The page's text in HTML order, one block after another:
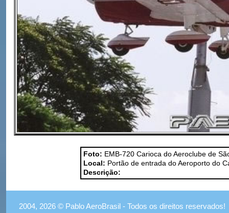
Foto: EMB-720 Carioca do Aeroclube de
Local: Portão de entrada do Aeroporto do
Descrição:
2004, 2026 © Pablo AeroBrasil - Todos os direitos reservados!